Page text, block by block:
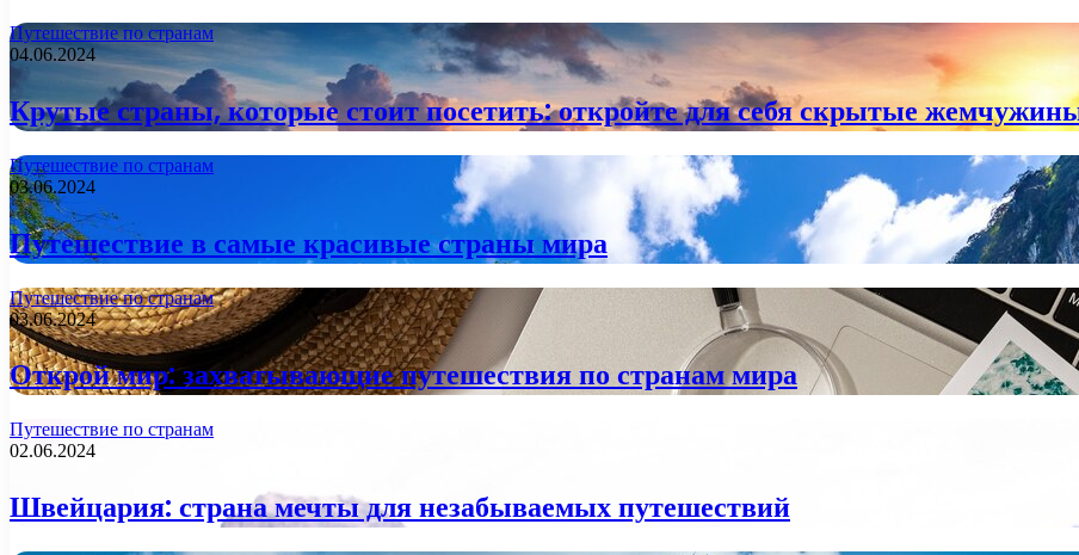
Путешествие по странам
04.06.2024
Крутые страны, которые стоит посетить: откройте для себя скрытые
Путешествие по странам
03.06.2024
Путешествие в самые красивые страны мира
Путешествие по странам
03.06.2024
Открой мир: захватывающие путешествия по странам мира
Путешествие по странам
02.06.2024
Швейцария: страна мечты для незабываемых путешествий